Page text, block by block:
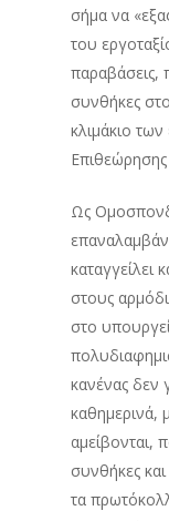
σήμα να
του
παραβάσεις,
συνθήκες
κλιμάκιο
Επιθεώρησης
Ως
καταγγείλει
στους
στο
κανένας δεν
καθημερινά,
αμείβονται,
συνθήκες
τα